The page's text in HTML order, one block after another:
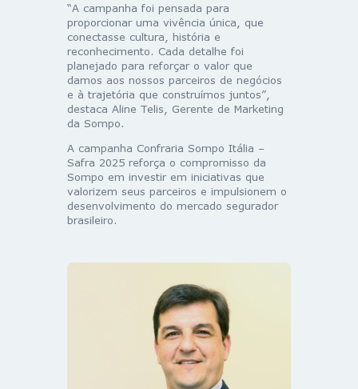
“A campanha foi pensada para
proporcionar uma vivência única, que
conectasse cultura, história e
reconhecimento. Cada detalhe foi
planejado para reforçar o valor que
damos aos nossos parceiros de negócios
e à trajetória que construímos juntos”,
destaca Aline Telis, Gerente de Marketing
da Sompo.
A campanha Confraria Sompo Itália –
Safra 2025 reforça o compromisso da
Sompo em investir em iniciativas que
valorizem seus parceiros e impulsionem o
desenvolvimento do mercado segurador
brasileiro.